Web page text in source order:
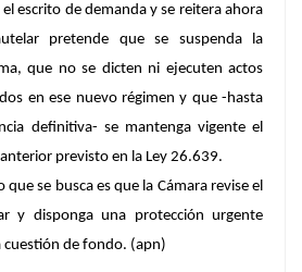
escrito de demanda y se reitera ahora
pretende que se suspenda la
que no se dicten ni ejecuten actos
en ese nuevo régimen y que -hasta
definitiva- se mantenga vigente el
previsto en la Ley 26.639.
que se busca es que la Cámara revise el
y disponga una protección urgente
cuestión de fondo. (apn)